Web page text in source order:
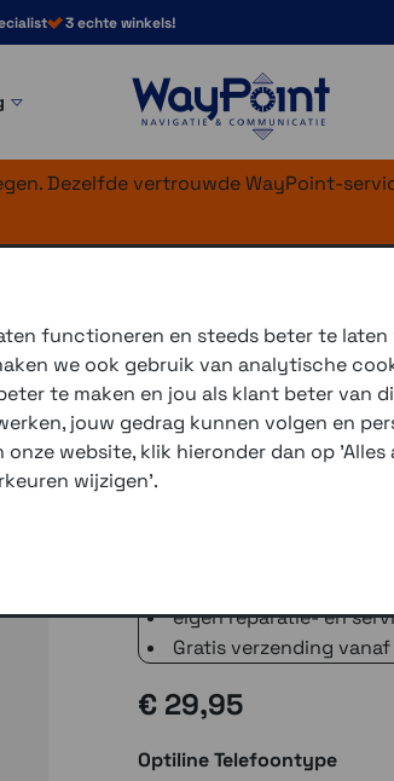
3 echte winkels!
Dezelfde vertrouwde WayPoint-
De Optiline Opti-Sized L
afmeting van 80 x 155 mm.
De Optiline Opti-Sized XL
afmeting van 90 x 175 mm.
eigen reparatie- en
Gratis verzending
€ 29,95
Optiline Telefoontype
functioneren en steeds beter te
we ook gebruik van analytische
te maken en jou als klant beter van
jouw gedrag kunnen volgen en
website, klik hieronder dan op
wijzigen'.